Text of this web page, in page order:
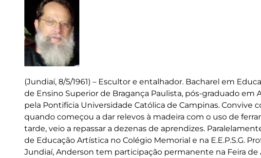
(Jundiaí, 8/5/1961) – Escultor e entalhador. Bacharel em
de Ensino Superior de Bragança Paulista, pós-graduado em
pela Pontifícia Universidade Católica de Campinas. Convive
quando começou a dar relevos à madeira com o uso de
tarde, veio a repassar a dezenas de aprendizes.
de Educação Artística no Colégio Memorial e na E.E.P.S.G.
Jundiaí, Anderson tem participação permanente na Feira de